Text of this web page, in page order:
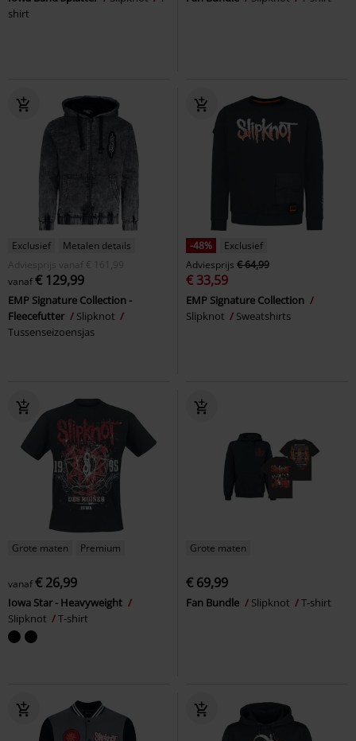
shirt
Exclusief
Metalen details
Adviesprijs
vanaf € 161,99
vanaf€ 129,99
EMP Signature Collection -
Fleecefutter
Slipknot
Tussenseizoensjas
-48%
Exclusief
Adviesprijs € 64,99
€ 33,59
EMP Signature Collection
Slipknot
Sweatshirts
Grote maten Premium
vanaf€ 26,99
Iowa Star - Heavyweight
Slipknot
T-shirt
Grote maten
€ 69,99
Fan Bundle Slipknot T-shirt